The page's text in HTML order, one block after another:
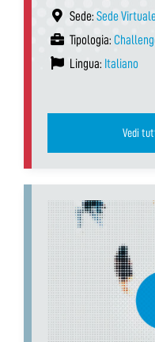
Sede: Sede Virtuale
Tipologia:
Lingua: Italiano
Vedi